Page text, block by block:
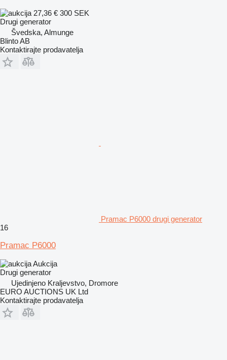
27,36 € 300 SEK
Drugi generator
Švedska, Almunge
Blinto AB
Kontaktirajte prodavatelja
Pramac P6000 drugi generator
16
Pramac P6000
Aukcija
Drugi generator
Ujedinjeno Kraljevstvo, Dromore
EURO AUCTIONS UK Ltd
Kontaktirajte prodavatelja